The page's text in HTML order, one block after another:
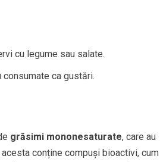
cu legume sau salate.
ca gustări.
grăsimi mononesaturate, care au
conține compuși bioactivi, cum